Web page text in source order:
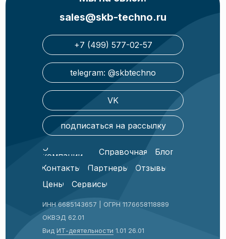
+7 (499) 577-02-57
sales@skb-techno.ru
telegram: @skbtechno
VK
ИНН 6685143657 | ОГРН 1176658118889
ОКВЭД 62.01
Вид ИТ-деятельности 1.01 26.01
подписаться на рассылку
Сервисы
Цены
Отзывы
Партнеры
Блог
Контакты
Справочная
О
компании